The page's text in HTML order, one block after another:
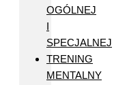
OGÓLNEJ
I
SPECJALNEJ
TRENING
MENTALNY